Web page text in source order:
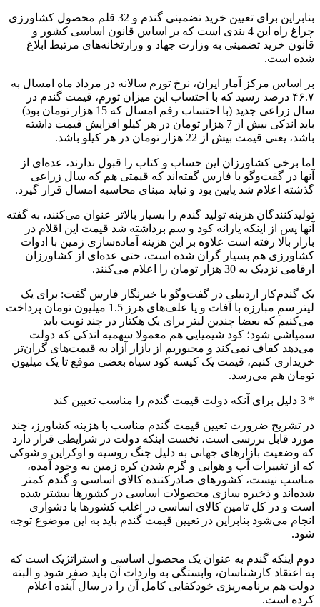
بنابراین برای تعیین خرید تضمینی گندم و 32 قلم محصول کشاورزی
چراغ راه این 4 بندی است که بر اساس قانون اساسی کشور و
قانون خرید تضمینی به وزارت جهاد و وزارتخانه‌های مرتبط ابلاغ
شده است.
بر اساس مرکز آمار ایران، نرخ تورم سالانه‌ در مرداد ماه امسال به
۴۶.۷ درصد رسید که با احتساب این میزان تورم، قیمت گندم در
سال زراعی جدید (با احتساب رقم امسال که 15 هزار تومان بود)
باید اندکی بیش از 7 هزار تومان در هر کیلو افزایش قیمت داشته
باشد، یعنی قیمت بیش از 22 هزار تو‌مان در هر کیلو باشد.
اما برخی کشاورزان این حساب و کتاب را قبول ندارند، عده‌ای از
آنها در گفت‌وگو با فارس گفته‌اند که ‌قیمتی هم که سال زراعی
گذشته اعلام شد پایین بود و نباید مبنای محاسبه امسال قرار گیرد.
تولید‌کنندگان هزینه تولید گندم را بسیار بالا‌تر عنوان می‌کنند، به گفته
آنها پس از اینکه یارانه کود و سم برداشته شد قیمت این اقلام در
بازار بالا رفته است علاوه بر این هزینه آماده‌سازی زمین با ادوات
کشاورزی هم بسیار گران شده است، حتی عده‌ای از کشاورزان
ارقامی نزدیک به 30 هزار تومان را اعلام می‌کنند.
‌یک گندم‌کار اردبیلی در گفت‌‌وگو با خبرنگار فارس گفت: برای یک
لیتر سمِ مبارزه با آفات و یا علف‌های هرز 1.5 میلیون تومان پرداخت
می‌کنیم که بعضا چندین لیتر برای یک هکتار در چند نوبت باید
سمپاشی شود؛ کود شیمیایی هم معمولا سهمیه اندکی که دولت
می‌دهد کفاف نمی‌کند و مجبوریم از بازار آزاد به قیمت‌های گران‌تر
خریداری کنیم، قیمت یک کیسه کود سیاه بعضی موقع تا یک میلیون
تومان هم می‌رسد.
* 3 دلیل برای آنکه دولت قیمت گندم را‌ مناسب تعیین کند
در تشریح ضرورت تعیین قیمت گندم مناسب با هزینه کشاورز، چند
مورد قابل بررسی است، نخست اینکه دولت در شرایطی قرار دارد
که وضعیت بازارهای جهانی به دلیل جنگ روسیه و اوکراین و شوکی
که از تغییرات آب و هوایی و گرم شدن کره زمین به وجود آمده،
مناسب نیست، کشورهای صادر‌کننده کالای اساسی و گندم کمتر
شده‌اند و ذخیره سازی محصولات اساسی در کشورها بیشتر شده
است و در کل تامین کالای اساسی در اغلب کشورها با دشواری
انجام می‌شود بنابراین در تعیین قیمت گندم باید به این موضوع توجه
شود.
دوم اینکه گندم به عنوان یک محصول اساسی و استراتژیک است که
به اعتقاد کارشناسان، وابستگی به واردات آن باید صفر شود و البته
دولت هم برنامه‌ریزی خودکفایی کامل آن را در سال آینده‌ اعلام
کرده است.